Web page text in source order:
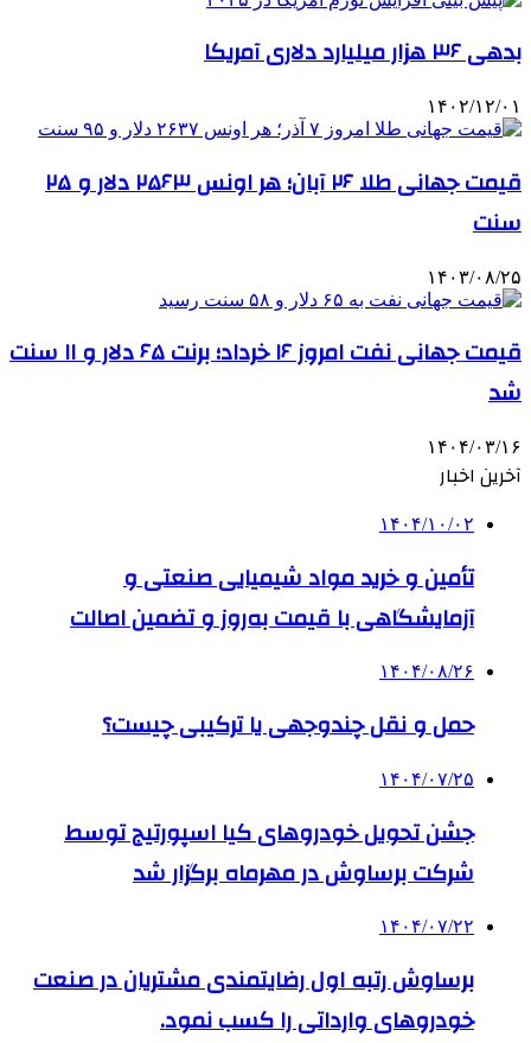
بدهی ۳۶ هزار میلیارد دلاری آمریکا
۱۴۰۲/۱۲/۰۱
قیمت جهانی طلا ۲۶ آبان؛ هر اونس ۲۵۶۳ دلار و ۲۵
سنت
۱۴۰۳/۰۸/۲۵
قیمت جهانی نفت امروز ۱۶ خرداد؛ برنت ۶۵ دلار و ۱۱ سنت
شد
۱۴۰۴/۰۳/۱۶
آخرین اخبار
۱۴۰۴/۱۰/۰۲
تأمین و خرید مواد شیمیایی صنعتی و
آزمایشگاهی با قیمت به‌روز و تضمین اصالت
۱۴۰۴/۰۸/۲۶
حمل و نقل چندوجهی یا ترکیبی چیست؟
۱۴۰۴/۰۷/۲۵
جشن تحویل خودروهای کیا اسپورتیج توسط
شرکت برساوش در مهرماه برگزار شد
۱۴۰۴/۰۷/۲۲
برساوش رتبه اول رضایتمندی مشتریان در صنعت
خودروهای وارداتی را کسب نمود.